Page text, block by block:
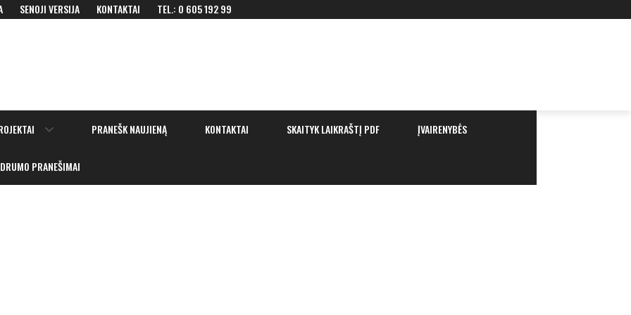
SENOJI VERSIJA KONTAKTAI TEL.: 0 605 192 99
Show
PRANEŠK NAUJIENĄ KONTAKTAI SKAITYK LAIKRAŠTĮ PDF ĮVAIRENYBĖS
PRANEŠIMAI